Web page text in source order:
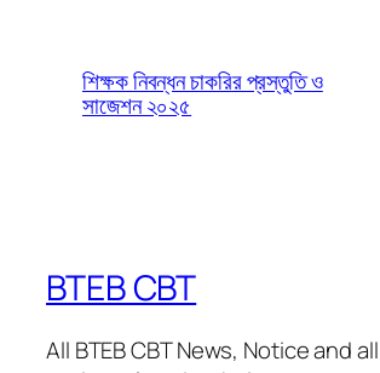
শিক্ষক নিবন্ধন চাকরির প্রস্তুতি ও
সাজেশন ২০২৫
BTEB CBT
All BTEB CBT News, Notice and